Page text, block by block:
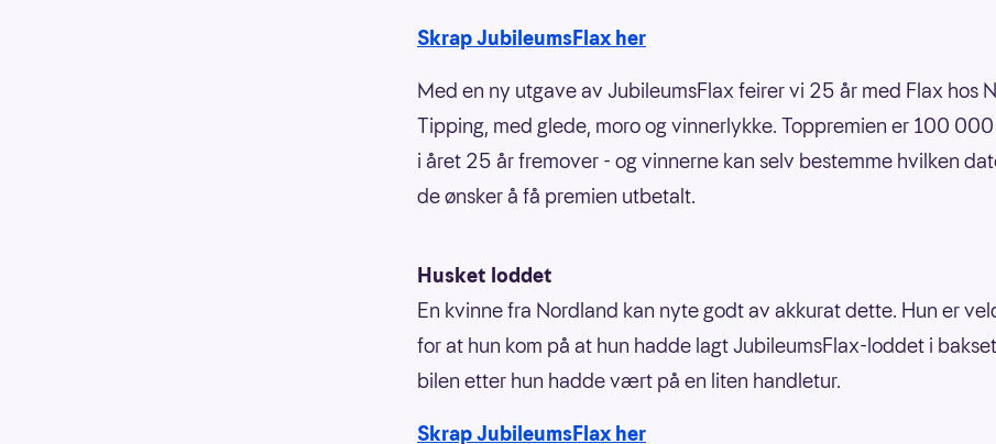
Skrap JubileumsFlax her
Med en ny utgave av JubileumsFlax feirer vi 25 år med Flax hos
Tipping, med glede, moro og vinnerlykke. Toppremien er 100
i året 25 år fremover - og vinnerne kan selv bestemme hvilken
de ønsker å få premien utbetalt.
Husket loddet
En kvinne fra Nordland kan nyte godt av akkurat dette. Hun er
for at hun kom på at hun hadde lagt JubileumsFlax-loddet i
bilen etter hun hadde vært på en liten handletur.
Skrap JubileumsFlax her